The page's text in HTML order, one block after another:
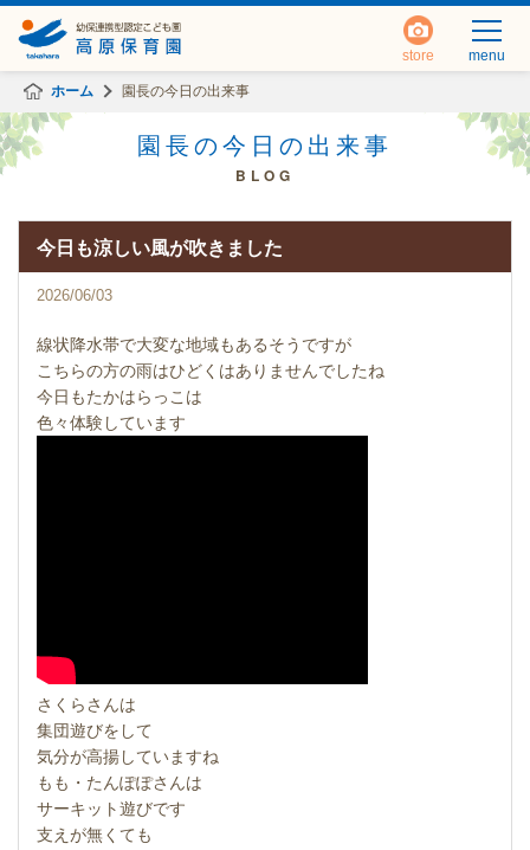
menu
store
ホーム 園長の今日の出来事
園長の今日の出来事
BLOG
今日も涼しい風が吹きました
2026/06/03
線状降水帯で大変な地域もあるそうですが
こちらの方の雨はひどくはありませんでしたね
今日もたかはらっこは
色々体験しています
さくらさんは
集団遊びをして
気分が高揚していますね
もも・たんぽぽさんは
サーキット遊びです
支えが無くても